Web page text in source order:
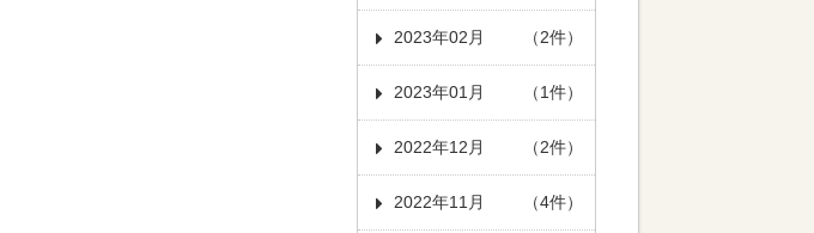
2023年02月 （2件）
2023年01月 （1件）
2022年12月 （2件）
2022年11月 （4件）